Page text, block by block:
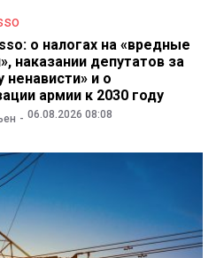
о налогах на «вредные
наказании депутатов за
ненависти» и о
армии к 2030 году
06.08.2026 08:08